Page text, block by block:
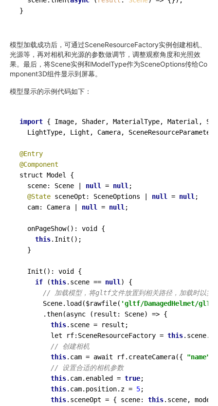
模型加载成功后，可通过SceneResourceFactory实例创建相机、
光源等，再对相机和光源的参数做调节，调整观察角度和光照效
果。最后，将Scene实例和ModelType作为SceneOptions传给Co
mponent3D组件显示到屏幕。
模型显示的示例代码如下：
import { Image, Shader, MaterialType, Material,
LightType, Light, Camera,
@Entry
@Component
struct Model {
  scene: Scene |
null = null;
@State sceneOpt: SceneOptions | null = null;
  cam: Camera |
null = null;
  onPageShow(): void {
this.Init();
  }
  Init(): void {
if (this.scene == null) {
// 加载模型，将gltf文件放置到相关路径，加载时以实
      Scene.load($rawfile(
'gltf/DamagedHelmet/
      .then(async (result: Scene) => {
this.scene = result;
        let rf:SceneResourceFactory =
this
// 创建相机
this.cam = await rf.createCamera({ "name"
// 设置合适的相机参数
this.cam.enabled = true;
this.cam.position.z = 5;
this.sceneOpt = { scene: this.scene,